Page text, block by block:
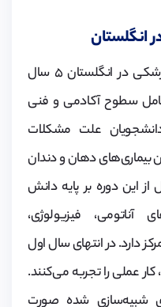
انگلستان
به‌طور کلی تحصیل رشته دندان‌پزشکی در انگلستان ۵ سال
سطوح آکادمی و فنی
علت مشکلات
بیماری‌های دهان و دندان
این دوره بر پایه دانش
فیزیولوژی،
دارد. در انتهای سال اول
کار عملی را تجربه می‌کنند.
شبیه‌سازی شده صورت